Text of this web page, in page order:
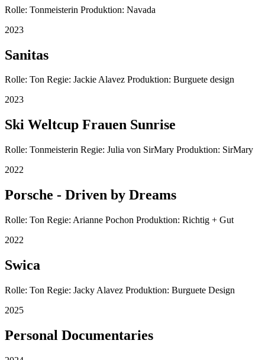
Rolle: Tonmeisterin Produktion: Navada
2023
Sanitas
Rolle: Ton Regie: Jackie Alavez Produktion: Burguete design
2023
Ski Weltcup Frauen Sunrise
Rolle: Tonmeisterin Regie: Julia von SirMary Produktion: SirMary
2022
Porsche - Driven by Dreams
Rolle: Ton Regie: Arianne Pochon Produktion: Richtig + Gut
2022
Swica
Rolle: Ton Regie: Jacky Alavez Produktion: Burguete Design
2025
Personal Documentaries